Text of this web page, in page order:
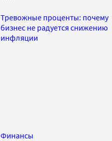
Тревожные проценты: почему
бизнес не радуется снижению
инфляции
Финансы